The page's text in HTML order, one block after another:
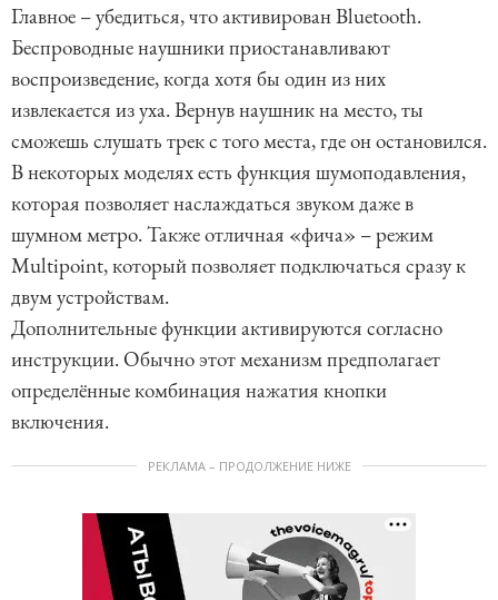
Главное – убедиться, что активирован Bluetooth.
Беспроводные наушники приостанавливают
воспроизведение, когда хотя бы один из них
извлекается из уха. Вернув наушник на место, ты
сможешь слушать трек с того места, где он остановился.
В некоторых моделях есть функция шумоподавления,
которая позволяет наслаждаться звуком даже в
шумном метро. Также отличная «фича» – режим
Multipoint, который позволяет подключаться сразу к
двум устройствам.
Дополнительные функции активируются согласно
инструкции. Обычно этот механизм предполагает
определённые комбинация нажатия кнопки
включения.
РЕКЛАМА – ПРОДОЛЖЕНИЕ НИЖЕ